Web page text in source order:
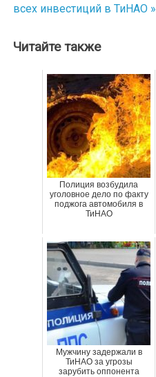
записям
всех инвестиций в ТиНАО »
Читайте также
Полиция возбудила
уголовное дело по факту
поджога автомобиля в
ТиНАО
Мужчину задержали в
ТиНАО за угрозы
зарубить оппонента